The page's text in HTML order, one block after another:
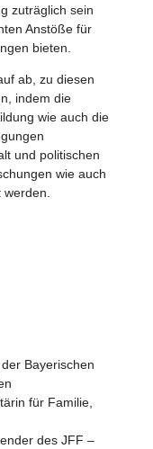
zuträglich sein
Anstöße für
bieten.
ab, zu diesen
indem die
wie auch die
und politischen
wie auch
Bayerischen
für Familie,
des JFF –